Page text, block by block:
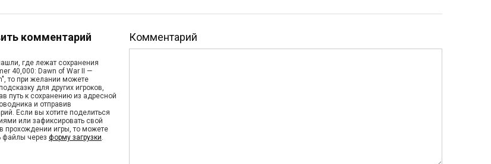
комментарий
где лежат сохранения
40,000: Dawn of War II —
то при желании можете
для других игроков,
путь к сохранению из адресной
и отправив
Если вы хотите поделиться
или зафиксировать свой
прохождении игры, то можете
файлы через форму загрузки.
Комментарий